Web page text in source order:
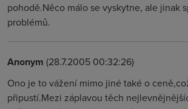
pohodě.Něco málo se vyskytne, ale jinak
problémů.
Anonym (28.7.2005 00:32:26)
Ono je to vážení mimo jiné také o
připustí.Mezi záplavou těch